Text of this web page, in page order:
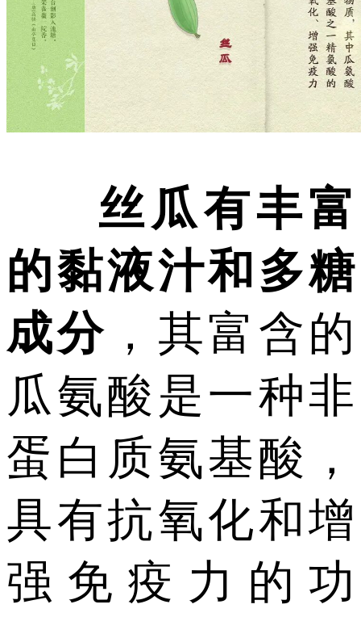
丝瓜有丰富
的黏液汁和多糖
成分 ，其富含的
瓜氨酸是一种非
蛋白质氨基酸，
具有抗氧化和增
强免疫力的功